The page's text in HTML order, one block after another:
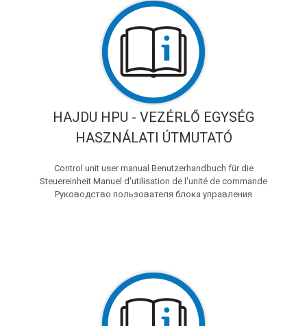
HAJDU HPU - VEZÉRLŐ EGYSÉG
HASZNÁLATI ÚTMUTATÓ
Control unit user manual Benutzerhandbuch für die
Steuereinheit Manuel d'utilisation de l'unité de commande
Руководство пользователя блока управления